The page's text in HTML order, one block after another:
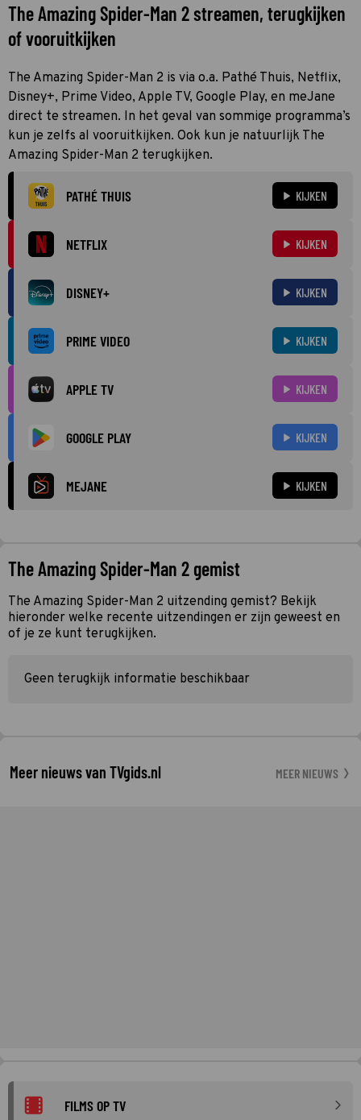
The Amazing Spider-Man 2 streamen, terugkijken
of vooruitkijken
The Amazing Spider-Man 2 is via o.a. Pathé Thuis, Netflix,
Disney+, Prime Video, Apple TV, Google Play, en meJane
direct te streamen. In het geval van sommige programma’s
kun je zelfs al vooruitkijken. Ook kun je natuurlijk The
Amazing Spider-Man 2 terugkijken.
PATHÉ THUIS KIJKEN
NETFLIX KIJKEN
DISNEY+ KIJKEN
PRIME VIDEO KIJKEN
APPLE TV KIJKEN
GOOGLE PLAY KIJKEN
MEJANE KIJKEN
The Amazing Spider-Man 2 gemist
The Amazing Spider-Man 2 uitzending gemist? Bekijk
hieronder welke recente uitzendingen er zijn geweest en
of je ze kunt terugkijken.
Geen terugkijk informatie beschikbaar
Meer nieuws van TVgids.nl MEER NIEUWS
FILMS OP TV